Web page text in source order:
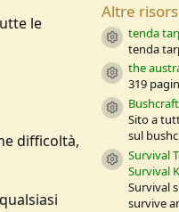
le
difficoltà,
Altre
tenda
tenda
the
319
Sito a
sul
Survival
Survival
Survival
survive